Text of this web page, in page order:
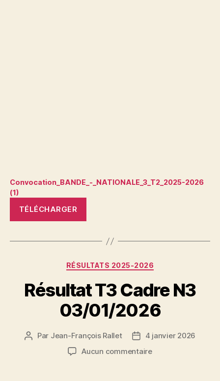
Convocation_BANDE_-_NATIONALE_3_T2_2025-2026
(1)
TÉLÉCHARGER
Catégories
RÉSULTATS 2025-2026
Résultat T3 Cadre N3
03/01/2026
Auteur
Par Jean-François Rallet
Date
de
4 janvier 2026
Aucun commentairesur